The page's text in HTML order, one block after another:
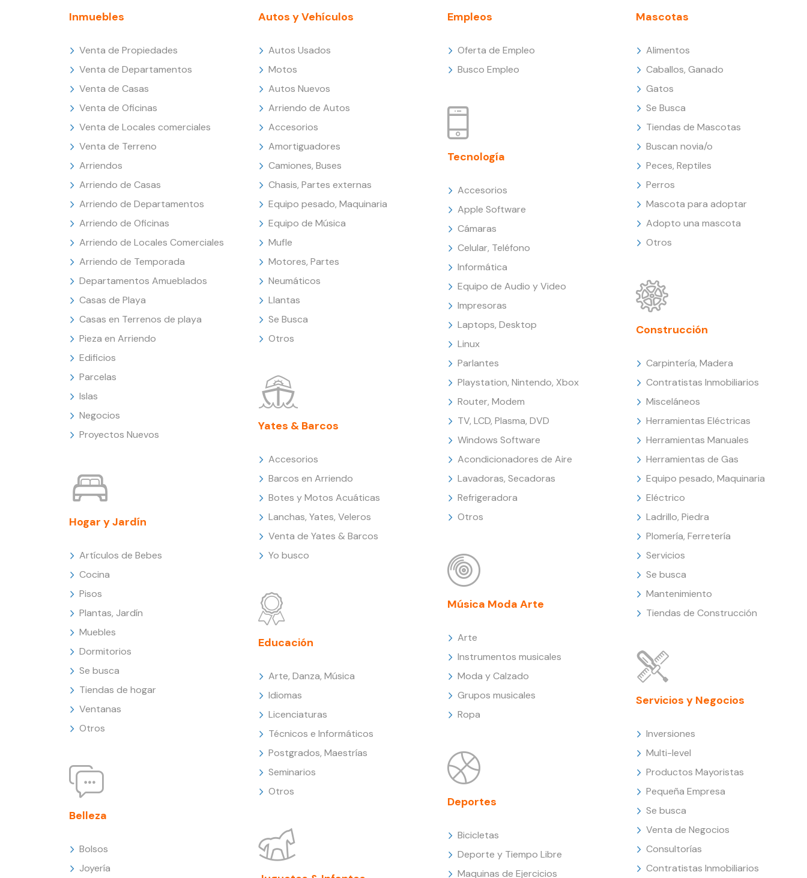
Inmuebles
Venta de Propiedades
Venta de Departamentos
Venta de Casas
Venta de Oficinas
Venta de Locales comerciales
Venta de Terreno
Arriendos
Arriendo de Casas
Arriendo de Departamentos
Arriendo de Oficinas
Arriendo de Locales Comerciales
Arriendo de Temporada
Departamentos Amueblados
Casas de Playa
Casas en Terrenos de playa
Pieza en Arriendo
Edificios
Parcelas
Islas
Negocios
Proyectos Nuevos
Hogar y Jardín
Artículos de Bebes
Cocina
Pisos
Plantas, Jardín
Muebles
Dormitorios
Se busca
Tiendas de hogar
Ventanas
Otros
Belleza
Bolsos
Joyería
Autos y Vehículos
Autos Usados
Motos
Autos Nuevos
Arriendo de Autos
Accesorios
Amortiguadores
Camiones, Buses
Chasis, Partes externas
Equipo pesado, Maquinaria
Equipo de Música
Mufle
Motores, Partes
Neumáticos
Llantas
Se Busca
Otros
Yates & Barcos
Accesorios
Barcos en Arriendo
Botes y Motos Acuáticas
Lanchas, Yates, Veleros
Venta de Yates & Barcos
Yo busco
Educación
Arte, Danza, Música
Idiomas
Licenciaturas
Técnicos e Informáticos
Postgrados, Maestrías
Seminarios
Otros
Empleos
Oferta de Empleo
Busco Empleo
Tecnología
Accesorios
Apple Software
Cámaras
Celular, Teléfono
Informática
Equipo de Audio y Video
Impresoras
Laptops, Desktop
Linux
Parlantes
Playstation, Nintendo, Xbox
Router, Modem
TV, LCD, Plasma, DVD
Windows Software
Acondicionadores de Aire
Lavadoras, Secadoras
Refrigeradora
Otros
Música Moda Arte
Arte
Instrumentos musicales
Moda y Calzado
Grupos musicales
Ropa
Deportes
Bicicletas
Deporte y Tiempo Libre
Maquinas de Ejercicios
Mascotas
Alimentos
Caballos, Ganado
Gatos
Se Busca
Tiendas de Mascotas
Buscan novia/o
Peces, Reptiles
Perros
Mascota para adoptar
Adopto una mascota
Otros
Construcción
Carpintería, Madera
Contratistas Inmobiliarios
Misceláneos
Herramientas Eléctricas
Herramientas Manuales
Herramientas de Gas
Equipo pesado, Maquinaria
Eléctrico
Ladrillo, Piedra
Plomería, Ferretería
Servicios
Se busca
Mantenimiento
Tiendas de Construcción
Servicios y Negocios
Inversiones
Multi-level
Productos Mayoristas
Pequeña Empresa
Se busca
Venta de Negocios
Consultorías
Contratistas Inmobiliarios